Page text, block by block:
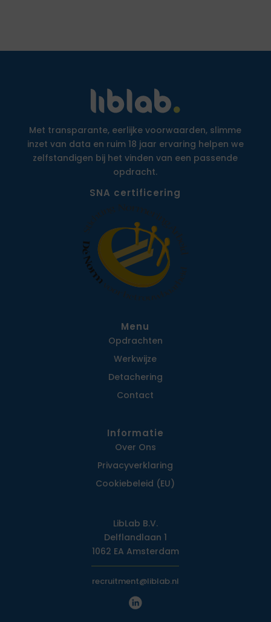
Met transparante, eerlijke voorwaarden, slimme
inzet van data en ruim 18 jaar ervaring helpen we
zelfstandigen bij het vinden van een passende
opdracht.
SNA certificering
Menu
Opdrachten
Werkwijze
Detachering
Contact
Informatie
Over Ons
Privacy­verklaring
Cookiebeleid (EU)
LibLab B.V.
Delflandlaan 1
1062 EA Amsterdam
recruitment@liblab.nl